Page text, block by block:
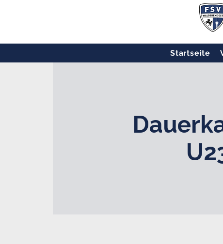
Startseite